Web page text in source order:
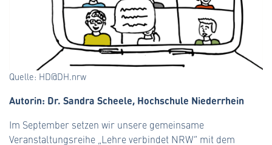
Quelle: HD@DH.nrw
Autorin: Dr. Sandra Scheele, Hochschule Niederrhein
Im September setzen wir unsere gemeinsame
Veranstaltungsreihe „Lehre verbindet NRW“ mit dem